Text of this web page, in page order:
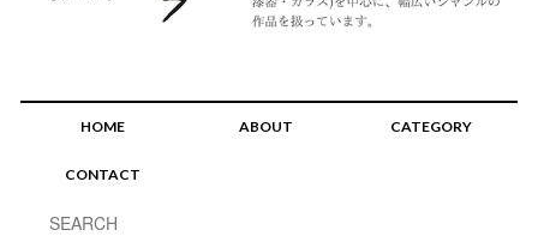
HOME ABOUT CATEGORY
CONTACT